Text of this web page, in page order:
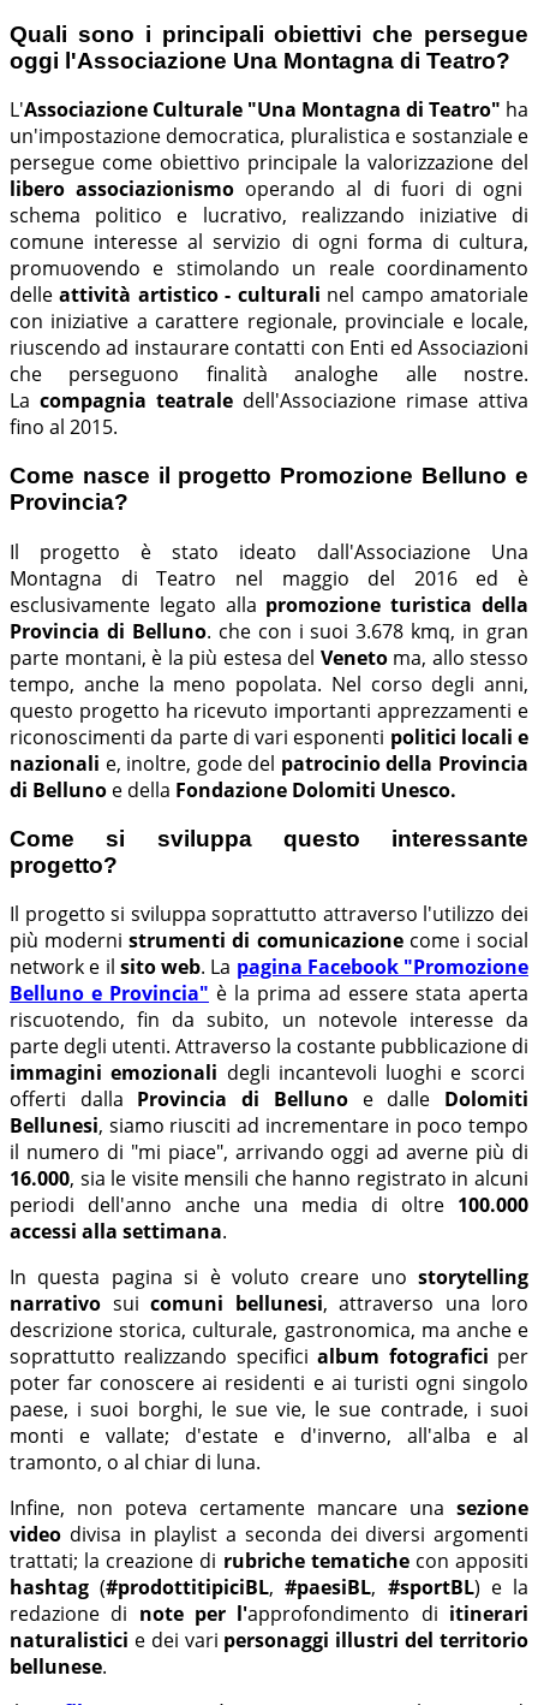
Quali sono i principali obiettivi che persegue
oggi l'Associazione Una Montagna di Teatro?
L'Associazione Culturale "Una Montagna di Teatro" ha
un'impostazione democratica, pluralistica e sostanziale e
persegue come obiettivo principale la valorizzazione del
libero associazionismo operando al di fuori di ogni
schema politico e lucrativo, realizzando iniziative di
comune interesse al servizio di ogni forma di cultura,
promuovendo e stimolando un reale coordinamento
delleattività artistico - culturali nel campo amatoriale
con iniziative a carattere regionale, provinciale e locale,
riuscendo ad instaurare contatti con Enti ed Associazioni
che perseguono finalità analoghe alle nostre.
La compagnia teatrale dell'Associazione rimase attiva
fino al 2015.
Come nasce il progetto Promozione Belluno e
Provincia?
Il progetto è stato ideato dall'Associazione Una
Montagna di Teatro nel maggio del 2016 ed è
esclusivamente legato alla promozione turistica della
Provincia di Belluno. che con i suoi 3.678 kmq, in gran
parte montani, è la più estesa del Venetoma, allo stesso
tempo, anche la meno popolata. Nel corso degli anni,
questo progetto ha ricevuto importanti apprezzamenti e
riconoscimenti da parte di vari esponenti politici locali e
nazionali e, inoltre, gode del patrocinio della Provincia
di Belluno e della Fondazione Dolomiti Unesco.
Come si sviluppa questo interessante
progetto?
Il progetto si sviluppa soprattutto attraverso l'utilizzo dei
più modernistrumenti di comunicazionecome i social
network e il sito web. La pagina Facebook "Promozione
Belluno e Provincia" è la prima ad essere stata aperta
riscuotendo, fin da subito, un notevole interesse da
parte degli utenti. Attraverso la costante pubblicazione di
immagini emozionali degli incantevoli luoghi e scorci
offerti dalla Provincia di Bellunoe dalle Dolomiti
Bellunesi, siamo riusciti ad incrementare in poco tempo
il numero di "mi piace", arrivando oggi ad averne più di
16.000, sia le visite mensili che hanno registrato in alcuni
periodi dell'anno anche una media di oltre 100.000
accessi alla settimana.
In questa pagina si è voluto creare uno storytelling
narrativo sui comuni bellunesi, attraverso una loro
descrizione storica, culturale, gastronomica, ma anche e
soprattutto realizzando specificialbum fotografici per
poter far conoscere ai residenti e ai turisti ogni singolo
paese, i suoi borghi, le sue vie, le sue contrade, i suoi
monti e vallate; d'estate e d'inverno, all'alba e al
tramonto, o al chiar di luna.
Infine, non poteva certamente mancare una sezione
video divisa in playlist a seconda dei diversi argomenti
trattati; la creazione di rubriche tematichecon appositi
hashtag (#prodottitipiciBL,#paesiBL, #sportBL) e la
redazione di note per l'approfondimento di itinerari
naturalistici e dei vari personaggi illustri del territorio
bellunese.